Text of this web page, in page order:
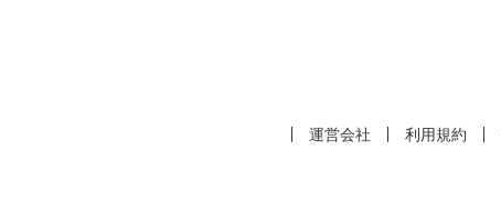
運営会社 利用規約